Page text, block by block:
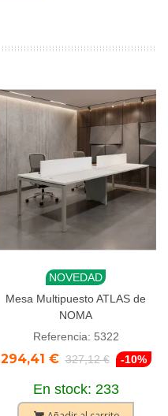
NOVEDAD
Mesa Multipuesto ATLAS de
NOMA
Referencia: 5322
294,41 € 327,12 € -10%
En stock: 233